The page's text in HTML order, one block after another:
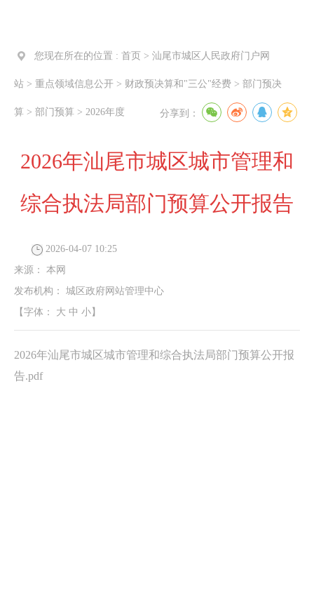
您现在所在的位置 : 首页 > 汕尾市城区人民政府门户网
站 > 重点领域信息公开 > 财政预决算和"三公"经费 > 部门预决
算 > 部门预算 > 2026年度 分享到：
2026年汕尾市城区城市管理和
综合执法局部门预算公开报告
2026-04-07 10:25
来源： 本网
发布机构： 城区政府网站管理中心
【字体： 大 中 小 】
2026年汕尾市城区城市管理和综合执法局部门预算公开报
告.pdf